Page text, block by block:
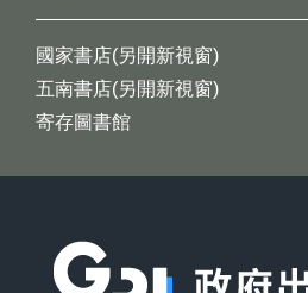
國家書店(另開新視窗)
五南書店(另開新視窗)
寄存圖書館